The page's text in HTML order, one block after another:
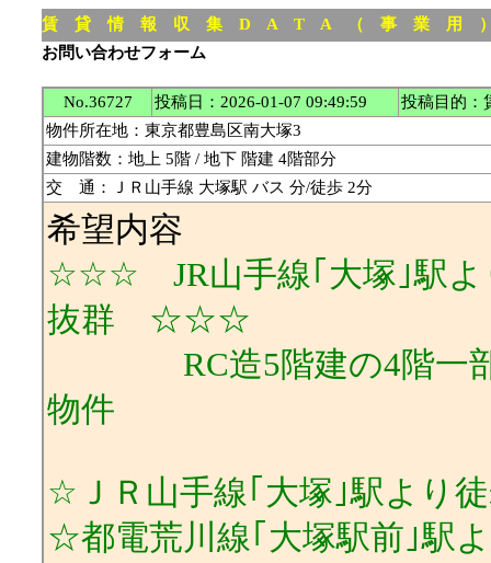
賃 貸 情 報 収 集 D A T A （ 事 業 用
お問い合わせフォーム
No.36727 投稿日：2026-01-07 09:49:59
投稿目的：
物件所在地：東京都豊島区南大塚3
建物階数：地上 5階 / 地下 階建 4階部分
交 通：ＪＲ山手線 大塚駅 バス 分/徒歩 2分
希望内容
☆☆☆ JR山手線｢大塚｣駅よ
抜群 ☆☆☆
RC造5階建の4階一部
物件
☆ＪＲ山手線｢大塚｣駅より
☆都電荒川線｢大塚駅前｣駅